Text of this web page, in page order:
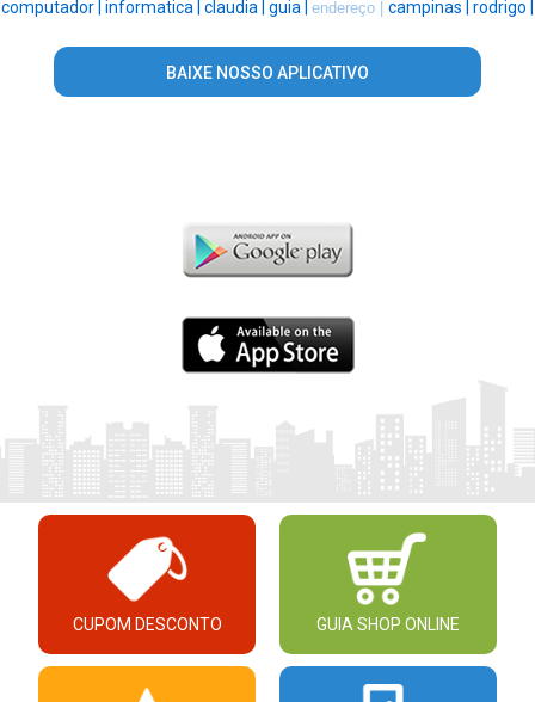
computador | informatica | claudia | guia | endereço | campinas | rodrigo |
BAIXE NOSSO APLICATIVO
CUPOM DESCONTO GUIA SHOP ONLINE